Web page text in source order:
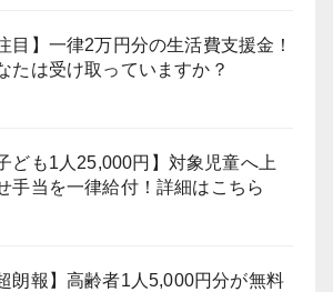
注目】一律2万円分の生活費支援金！
たは受け取っていますか？
子ども1人25,000円】対象児童へ上
手当を一律給付！詳細はこちら
超朗報】高齢者1人5,000円分が無料